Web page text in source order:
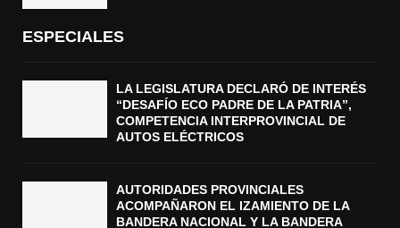
ESPECIALES
LA LEGISLATURA DECLARÓ DE INTERÉS
“DESAFÍO ECO PADRE DE LA PATRIA”,
COMPETENCIA INTERPROVINCIAL DE
AUTOS ELÉCTRICOS
AUTORIDADES PROVINCIALES
ACOMPAÑARON EL IZAMIENTO DE LA
BANDERA NACIONAL Y LA BANDERA